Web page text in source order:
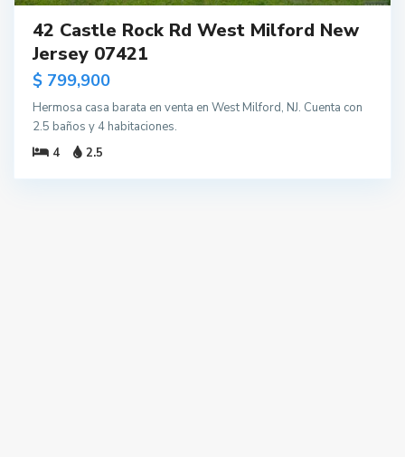
42 Castle Rock Rd West Milford New
Jersey 07421
$ 799,900
Hermosa casa barata en venta en West Milford, NJ. Cuenta con
2.5 baños y 4 habitaciones.
4
2.5